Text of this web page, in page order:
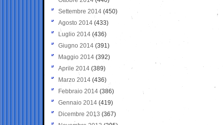
Settembre 2014 (450)
Agosto 2014 (433)
Luglio 2014 (436)
Giugno 2014 (391)
Maggio 2014 (392)
Aprile 2014 (389)
Marzo 2014 (436)
Febbraio 2014 (386)
Gennaio 2014 (419)
Dicembre 2013 (367)